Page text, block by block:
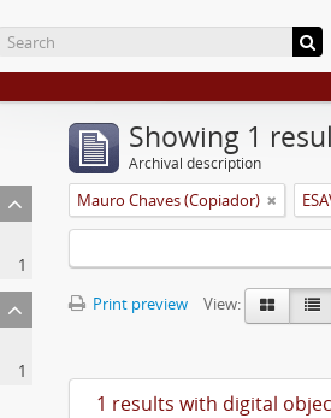
1
1
Showing 1
Archival description
Mauro Chaves (Copiador)
Print preview
View:
1 results with digital